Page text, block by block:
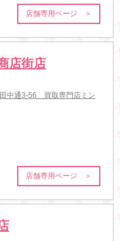
店舗専用ページ ＞
店街店
中通3-56 買取専門店ミン
店舗専用ページ ＞